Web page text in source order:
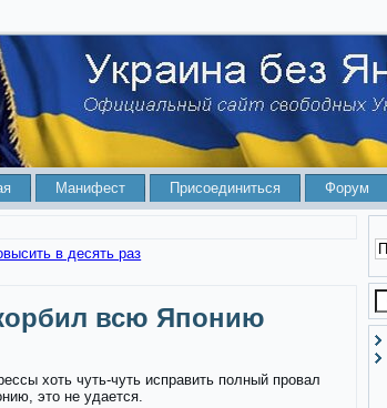
Манифест Присоединиться Форум
квартиры за мелкие долги
всю Японию
хоть чуть-чуть исправить полный провал
это не удается.